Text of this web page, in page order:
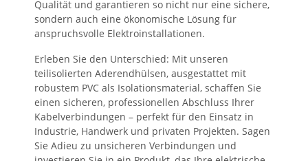
Qualität und garantieren so nicht nur eine sichere,
sondern auch eine ökonomische Lösung für
anspruchsvolle Elektroinstallationen.
Erleben Sie den Unterschied: Mit unseren
teilisolierten Aderendhülsen, ausgestattet mit
robustem PVC als Isolationsmaterial, schaffen Sie
einen sicheren, professionellen Abschluss Ihrer
Kabelverbindungen – perfekt für den Einsatz in
Industrie, Handwerk und privaten Projekten. Sagen
Sie Adieu zu unsicheren Verbindungen und